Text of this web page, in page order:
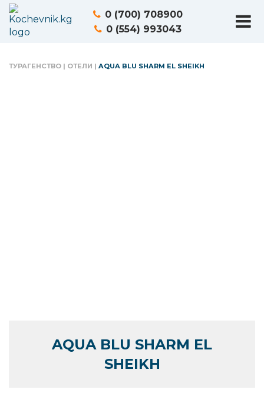
0 (700) 708900
0 (554) 993043
ТУРАГЕНСТВО | ОТЕЛИ | AQUA BLU SHARM EL SHEIKH
AQUA BLU SHARM EL
SHEIKH